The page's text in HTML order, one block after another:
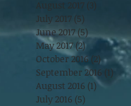
August 2017 (3)
July 2017 (5)
June 2017 (5)5 posts
May 2017(2)2 posts
October 2016 (2) 2 posts
September 2016 (1) 1 post
August 2016 (1)1 post
July 2016 (5)